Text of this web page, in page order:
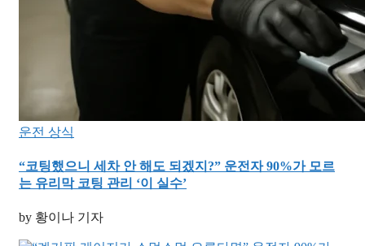
운전 상식
“코팅했으니 세차 안 해도 되겠지?” 운전자 90%가 모르
는 유리막 코팅 관리 ‘이 실수’
by 황이나 기자